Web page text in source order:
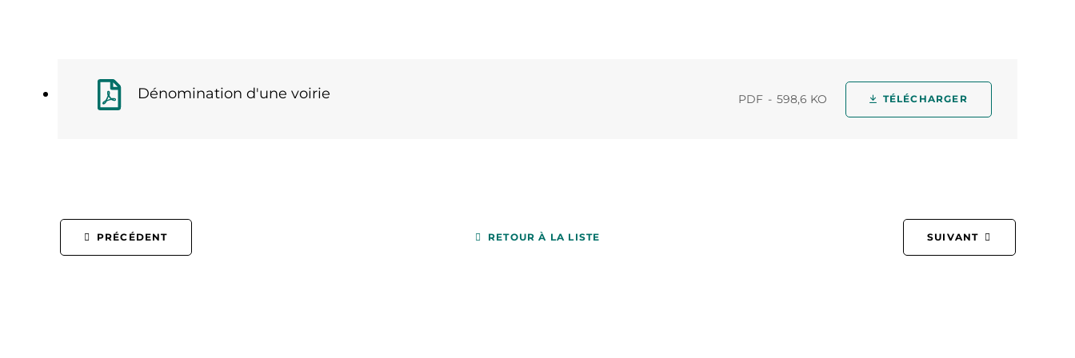
Dénomination d'une voirie PDF 598,6 KO TÉLÉCHARGER
PRÉCÉDENT RETOUR À LA LISTE SUIVANT